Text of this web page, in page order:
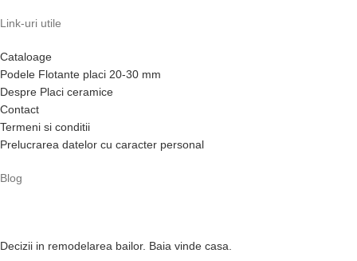
Link-uri utile
Cataloage
Podele Flotante placi 20-30 mm
Despre Placi ceramice
Contact
Termeni si conditii
Prelucrarea datelor cu caracter personal
Blog
Decizii in remodelarea bailor. Baia vinde casa.